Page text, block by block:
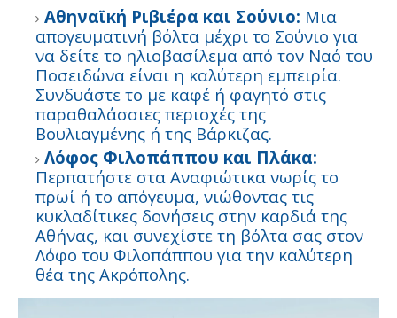
Αθηναϊκή Ριβιέρα και Σούνιο: Μια
απογευματινή βόλτα μέχρι το Σούνιο για
να δείτε το ηλιοβασίλεμα από τον Ναό του
Ποσειδώνα είναι η καλύτερη εμπειρία.
Συνδυάστε το με καφέ ή φαγητό στις
παραθαλάσσιες περιοχές της
Βουλιαγμένης ή της Βάρκιζας.
Λόφος Φιλοπάππου και Πλάκα:
Περπατήστε στα Αναφιώτικα νωρίς το
πρωί ή το απόγευμα, νιώθοντας τις
κυκλαδίτικες δονήσεις στην καρδιά της
Αθήνας, και συνεχίστε τη βόλτα σας στον
Λόφο του Φιλοπάππου για την καλύτερη
θέα της Ακρόπολης.